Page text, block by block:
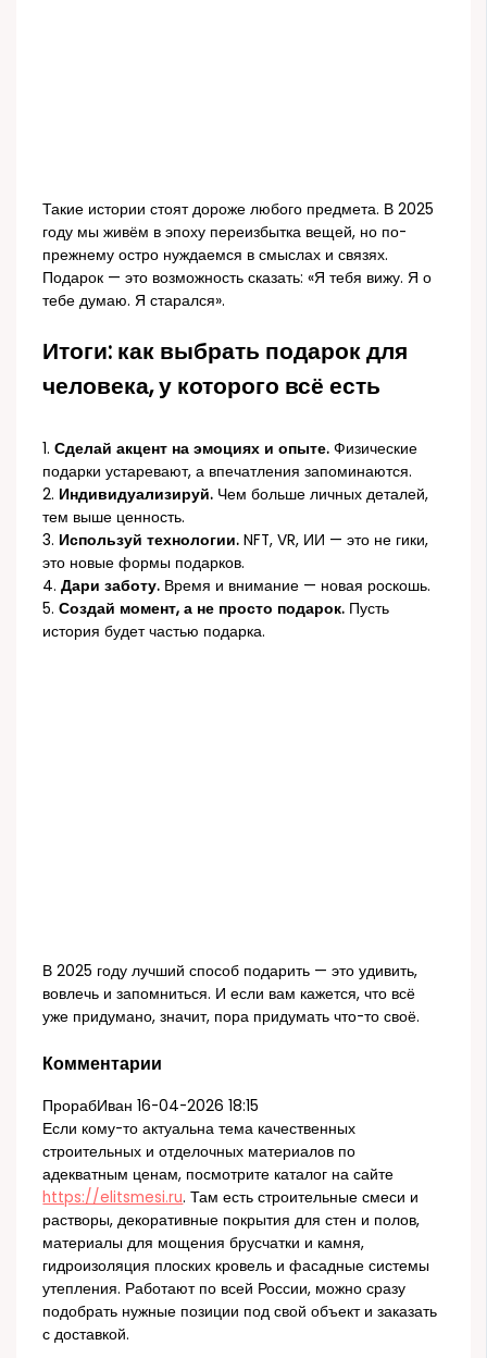
Такие истории стоят дороже любого предмета. В 2025
году мы живём в эпоху переизбытка вещей, но по-
прежнему остро нуждаемся в смыслах и связях.
Подарок — это возможность сказать: «Я тебя вижу. Я о
тебе думаю. Я старался».
Итоги: как выбрать подарок для
человека, у которого всё есть
1.Сделай акцент на эмоциях и опыте. Физические
подарки устаревают, а впечатления запоминаются.
2. Индивидуализируй. Чем больше личных деталей,
тем выше ценность.
3. Используй технологии. NFT, VR, ИИ — это не гики,
это новые формы подарков.
4.Дари заботу. Время и внимание — новая роскошь.
5.Создай момент, а не просто подарок. Пусть
история будет частью подарка.
В 2025 году лучший способ подарить — это удивить,
вовлечь и запомниться. И если вам кажется, что всё
уже придумано, значит, пора придумать что-то своё.
Комментарии
ПрорабИван 16-04-2026 18:15
Если кому-то актуальна тема качественных
строительных и отделочных материалов по
адекватным ценам, посмотрите каталог на сайте
https://elitsmesi.ru. Там есть строительные смеси и
растворы, декоративные покрытия для стен и полов,
материалы для мощения брусчатки и камня,
гидроизоляция плоских кровель и фасадные системы
утепления. Работают по всей России, можно сразу
подобрать нужные позиции под свой объект и заказать
с доставкой.